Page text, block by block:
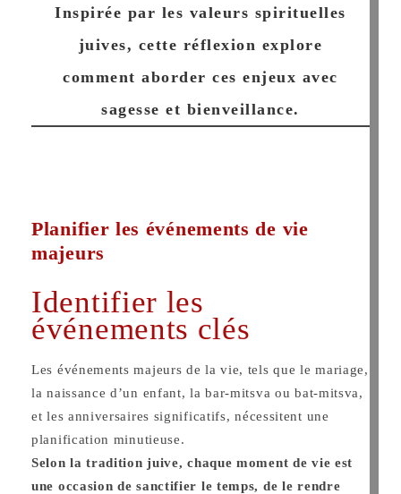
Inspirée par les valeurs spirituelles
juives, cette réflexion explore
comment aborder ces enjeux avec
sagesse et bienveillance.
Planifier les événements de vie
majeurs
Identifier les
événements clés
Les événements majeurs de la vie, tels que le mariage,
la naissance d’un enfant, la bar-mitsva ou bat-mitsva,
et les anniversaires significatifs, nécessitent une
planification minutieuse.
Selon la tradition juive, chaque moment de vie est
une occasion de sanctifier le temps, de le rendre